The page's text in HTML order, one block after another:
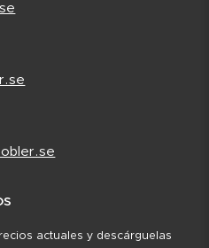
actuales y descárguelas